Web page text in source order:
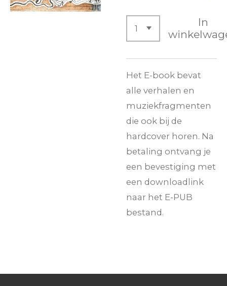
In
Het E-book bevat
alle verhalen en
muziekfragmenten
die ook bij de
hardcover horen. Na
betaling ontvang je
een bevestiging met
een downloadlink
naar het E-PUB
bestand.